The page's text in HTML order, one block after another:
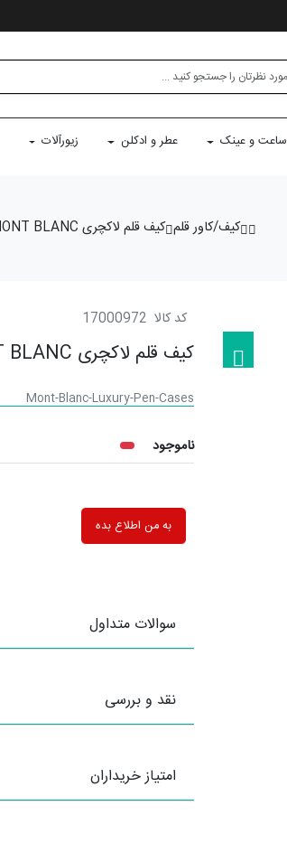
ساعت و عینک عطر و ادکلن زیورآلات
کیف/کاور قلم کیف قلم لاکچری MONT BLANC
کد کالا 17000972
کیف قلم لاکچری MONT BLANC
Mont-Blanc-Luxury-Pen-Cases
ناموجود
به من اطلاع بده
سوالات متداول
نقد و بررسی
امتیاز خریداران